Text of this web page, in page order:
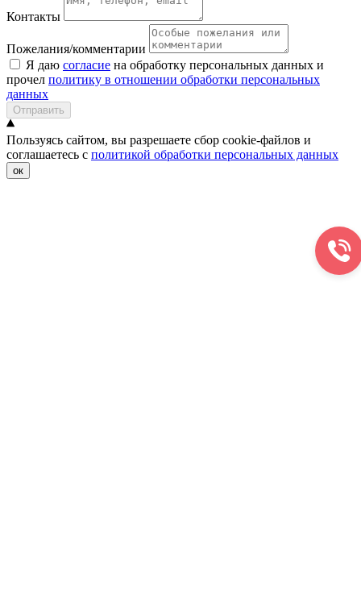
Контакты
Пожелания/комментарии
Я даю согласие на обработку персональных данных и
прочел политику в отношении обработки персональных
данных
Отправить
Пользуясь сайтом, вы разрешаете сбор cookie-файлов и
соглашаетесь с политикой обработки персональных данных
ок